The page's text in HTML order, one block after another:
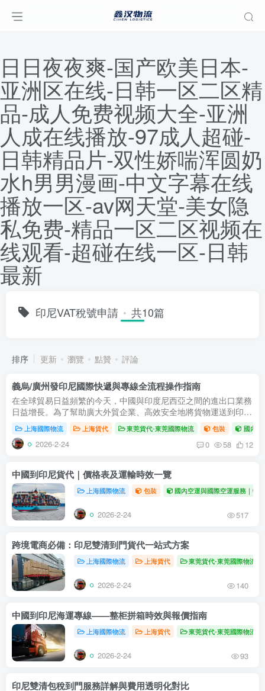
日日夜夜爽-国产欧美日本-
亚洲区在线-日韩一区二区精
品-成人免费视频大全-亚洲
人成在线播放-97成人超碰-
日韩精品片-双性娇喘浑圆奶
水h男男漫画-中文字幕在线
播放一区-av网天堂-美女隐
私免费-精品一区二区视频在
线观看-超碰在线一区-日韩
最新
印尼VAT稅號申請 共10篇
排序 更新 瀏覽 點贊 評論
義烏/廣州發印尼國際快遞與專線全流程操作指南
在全球貿易日益頻繁的今天，中國與印度尼西亞之間的進出口業務
日益增長。為了幫助廣大外貿企業、高效安全地將貨物運送到印
尼，選擇一家專業的印度尼西亞貨代至關重要。本文將為您全面解
析從中國...
上海國際物流 上海貨代 東莞貨代-東莞國際物流 包裝 國內空
2026-2-24 0 58 12
中國到印尼貨代｜價格表及運輸時效一覽
上海國際物流 包裝 國內空運與國際空運服務｜中
2026-2-24 517
跨境電商必備：印尼雙清到門貨代一站式方案
上海國際物流 上海貨代 東莞貨代-東莞國際物流
2026-2-24 140
中國到印尼海運專線——整柜拼箱時效與報價指南
上海國際物流 上海貨代 東莞貨代-東莞國際物流
2026-2-24 93
印尼雙清包稅到門服務詳解與費用透明化對比